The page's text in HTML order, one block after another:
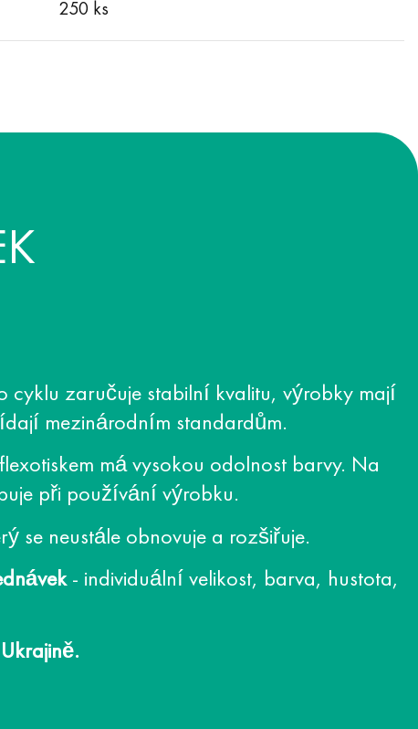
250 ks
cyklu zaručuje stabilní kvalitu, výrobky mají
mezinárodním standardům.
má vysokou odolnost barvy. Na
při používání výrobku.
se neustále obnovuje a rozšiřuje.
- individuální velikost, barva, hustota,